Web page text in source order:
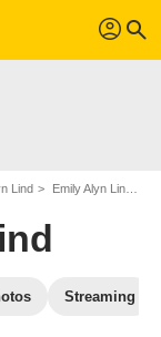
profil search
Lind Emily Alyn Lind : ses Blu-Ray, DVD, VOD, SVOD
Streaming